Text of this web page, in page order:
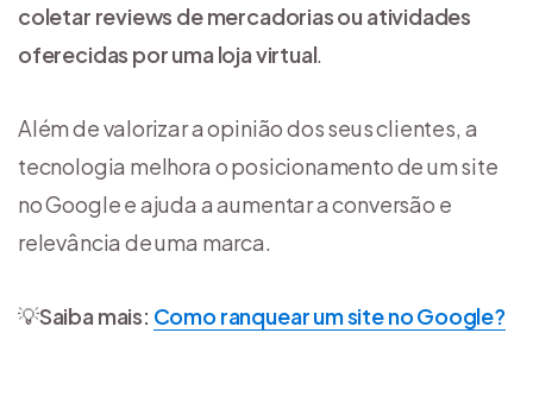
coletar reviews de mercadorias ou atividades
oferecidas por uma loja virtual.
Além de valorizar a opinião dos seus clientes, a
tecnologia melhora o posicionamento de um site
no Google e ajuda a aumentar a conversão e
relevância de uma marca.
💡Saiba mais: Como ranquear um site no Google?